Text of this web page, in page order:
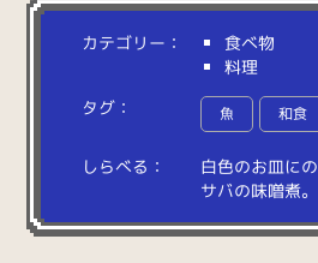
カテゴリー：
食べ物
料理
タグ：
魚 和食
しらべる： 白色のお皿にの
サバの味噌煮。